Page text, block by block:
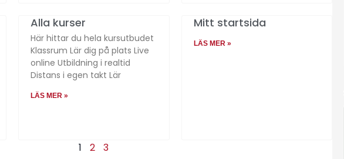
Alla kurser
Här hittar du hela kursutbudet
Klassrum Lär dig på plats Live
online Utbildning i realtid
Distans i egen takt Lär
LÄS MER »
Mitt startsida
LÄS MER »
1 2 3